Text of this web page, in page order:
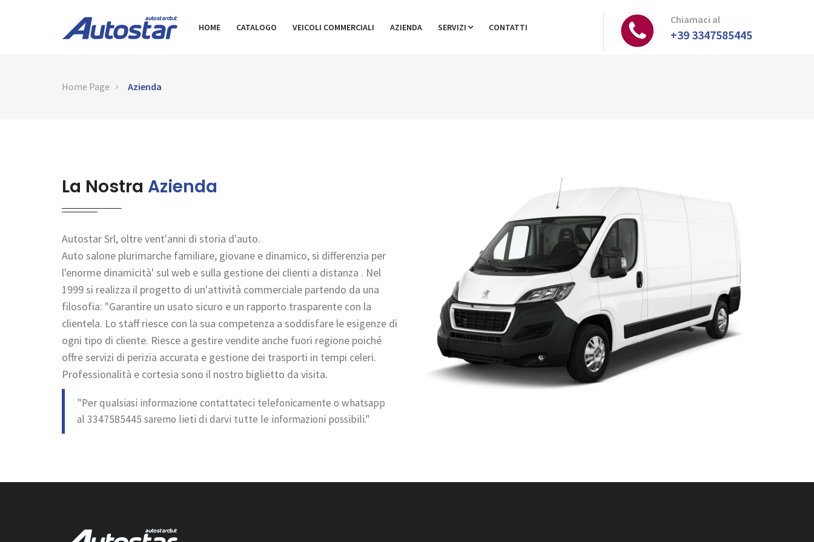
HOME CATALOGO VEICOLI COMMERCIALI AZIENDA SERVIZI CONTATTI
Chiamaci al
+39 3347585445
Home Page Azienda
La Nostra Azienda
Autostar Srl, oltre vent'anni di storia d'auto.
Auto salone plurimarche familiare, giovane e dinamico, si differenzia per
l'enorme dinamicità' sul web e sulla gestione dei clienti a distanza . Nel
1999 si realizza il progetto di un'attività commerciale partendo da una
filosofia: "Garantire un usato sicuro e un rapporto trasparente con la
clientela. Lo staff riesce con la sua competenza a soddisfare le esigenze di
ogni tipo di cliente. Riesce a gestire vendite anche fuori regione poiché
offre servizi di perizia accurata e gestione dei trasporti in tempi celeri.
Professionalità e cortesia sono il nostro biglietto da visita.
"Per qualsiasi informazione contattateci telefonicamente o whatsapp
al 3347585445 saremo lieti di darvi tutte le informazioni possibili."